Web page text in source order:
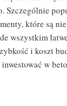
Szczególnie
które są
wszystkim
i koszt
w